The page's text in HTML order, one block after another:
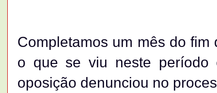
Completamos um mês do
o que se viu neste período
oposição denunciou no